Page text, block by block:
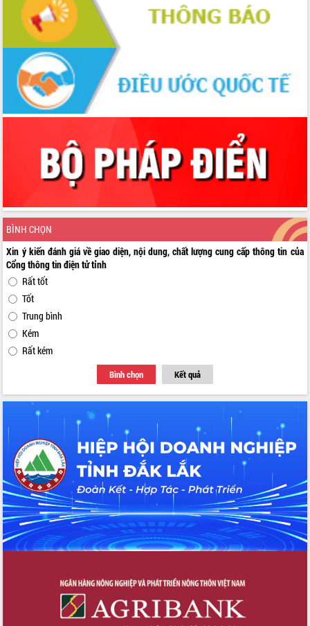
BÌNH CHỌN
Xin ý kiến đánh giá về giao diện, nội dung, chất lượng cung cấp thông tin của
Cổng thông tin điện tử tỉnh
Rất tốt
Tốt
Trung bình
Kém
Rất kém
Bình chọn Kết quả